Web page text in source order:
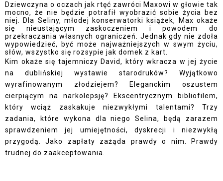
Dziewczyna o oczach jak rtęć zawróci Maxowi w głowie tak
mocno, że nie będzie potrafił wyobrazić sobie życia bez
niej. Dla Seliny, młodej konserwatorki książek, Max okaże
się nieustającym zaskoczeniem i powodem do
przekraczania własnych ograniczeń. Jednak gdy nie zdoła
wypowiedzieć, być może najważniejszych w swym życiu,
słów, wszystko się rozsypie jak domek z kart.
Kim okaże się tajemniczy David, który wkracza w jej życie
na dublińskiej wystawie starodruków? Wyjątkowo
wyrafinowanym złodziejem? Eleganckim oszustem
cierpiącym na narkolepsję? Ekscentrycznym bibliofilem,
który wciąż zaskakuje niezwykłymi talentami? Trzy
zadania, które wykona dla niego Selina, będą zarazem
sprawdzeniem jej umiejętności, dyskrecji i niezwykłą
przygodą. Jako zapłaty zażąda prawdy o nim. Prawdy
trudnej do zaakceptowania.